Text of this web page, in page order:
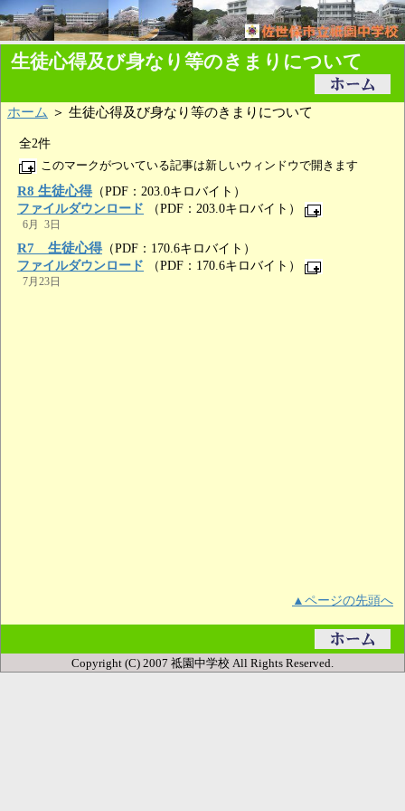
生徒心得及び身なり等のきまりについて
ホーム ＞ 生徒心得及び身なり等のきまりについて
全2件
このマークがついている記事は新しいウィンドウで開きます
R8 生徒心得 （PDF：203.0キロバイト）
ファイルダウンロード （PDF：203.0キロバイト）
6月 3日
R7 生徒心得 （PDF：170.6キロバイト）
ファイルダウンロード （PDF：170.6キロバイト）
7月23日
▲ページの先頭へ
Copyright (C) 2007 祗園中学校 All Rights Reserved.